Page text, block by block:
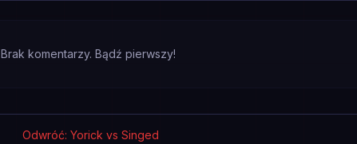
Brak komentarzy. Bądź pierwszy!
Odwróć: Yorick vs Singed